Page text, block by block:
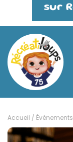
Accueil / Évènements